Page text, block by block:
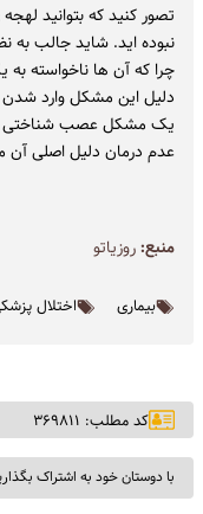
تصور کنید که بتوانید
نبوده اید. شاید جالب به
چرا که آن ها ناخواسته
دلیل این مشکل وارد
یک مشکل عصب شناختی
عدم درمان دلیل اصلی آن
منبع:روزیاتو
بیماری اختلال
کد مطلب: ۳۶۹۸۱۱
با دوستان خود به اشتراک